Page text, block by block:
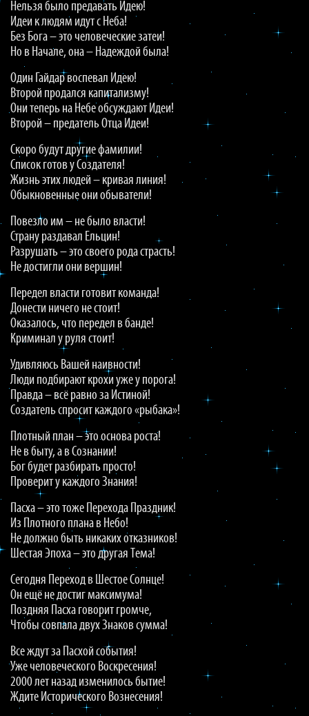
Нельзя было предавать Идею!
Идеи к людям идут с Неба!
Без Бога – это человеческие затеи!
Но в Начале, она – Надеждой была!
Один Гайдар воспевал Идею!
Второй продался капитализму!
Они теперь на Небе обсуждают Идеи!
Второй – предатель Отца Идеи!
Скоро будут другие фамилии!
Список готов у Создателя!
Жизнь этих людей – кривая линия!
Обыкновенные они обыватели!
Повезло им – не было власти!
Страну раздавал Ельцин!
Разрушать – это своего рода страсть!
Не достигли они вершин!
Передел власти готовит команда!
Донести ничего не стоит!
Оказалось, что передел в банде!
Криминал у руля стоит!
Удивляюсь Вашей наивности!
Люди подбирают крохи уже у порога!
Правда – всё равно за Истиной!
Создатель спросит каждого «рыбака»!
Плотный план – это основа роста!
Не в быту, а в Сознании!
Бог будет разбирать просто!
Проверит у каждого Знания!
Пасха – это тоже Перехода Праздник!
Из Плотного плана в Небо!
Не должно быть никаких отказников!
Шестая Эпоха – это другая Тема!
Сегодня Переход в Шестое Солнце!
Он ещё не достиг максимума!
Поздняя Пасха говорит громче,
Чтобы совпала двух Знаков сумма!
Все ждут за Пасхой события!
Уже человеческого Воскресения!
2000 лет назад изменилось бытие!
Ждите Исторического Вознесения!